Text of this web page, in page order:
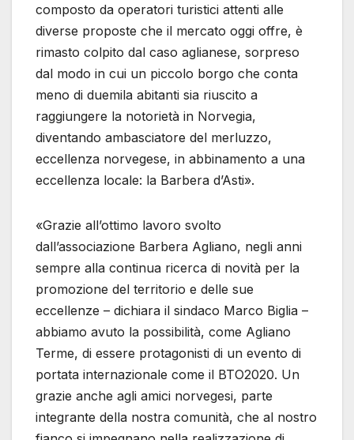
composto da operatori turistici attenti alle
diverse proposte che il mercato oggi offre, è
rimasto colpito dal caso aglianese, sorpreso
dal modo in cui un piccolo borgo che conta
meno di duemila abitanti sia riuscito a
raggiungere la notorietà in Norvegia,
diventando ambasciatore del merluzzo,
eccellenza norvegese, in abbinamento a una
eccellenza locale: la Barbera d’Asti».
«Grazie all’ottimo lavoro svolto
dall’associazione Barbera Agliano, negli anni
sempre alla continua ricerca di novità per la
promozione del territorio e delle sue
eccellenze – dichiara il sindaco Marco Biglia –
abbiamo avuto la possibilità, come Agliano
Terme, di essere protagonisti di un evento di
portata internazionale come il BTO2020. Un
grazie anche agli amici norvegesi, parte
integrante della nostra comunità, che al nostro